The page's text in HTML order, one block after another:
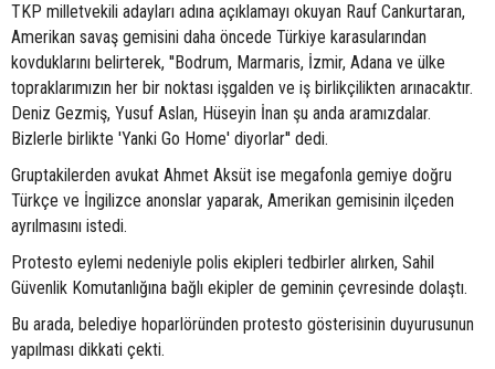
TKP milletvekili adayları adına açıklamayı okuyan Rauf Cankurtaran,
Amerikan savaş gemisini daha öncede Türkiye karasularından
kovduklarını belirterek, ''Bodrum, Marmaris, İzmir, Adana ve ülke
topraklarımızın her bir noktası işgalden ve iş birlikçilikten arınacaktır.
Deniz Gezmiş, Yusuf Aslan, Hüseyin İnan şu anda aramızdalar.
Bizlerle birlikte 'Yanki Go Home' diyorlar'' dedi.
Gruptakilerden avukat Ahmet Aksüt ise megafonla gemiye doğru
Türkçe ve İngilizce anonslar yaparak, Amerikan gemisinin ilçeden
ayrılmasını istedi.
Protesto eylemi nedeniyle polis ekipleri tedbirler alırken, Sahil
Güvenlik Komutanlığına bağlı ekipler de geminin çevresinde dolaştı.
Bu arada, belediye hoparlöründen protesto gösterisinin duyurusunun
yapılması dikkati çekti.